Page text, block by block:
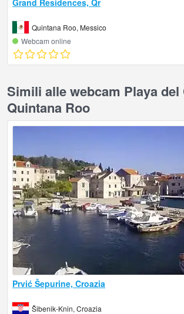
Quintana Roo, Messico
Webcam online
Simili alle webcam Playa del
Quintana Roo
Prvić Šepurine, Croazia
Šibenik-Knin, Croazia